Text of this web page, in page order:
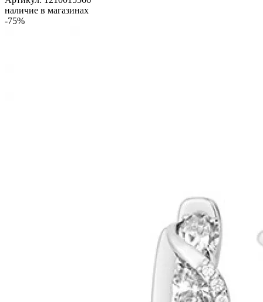
наличие в магазинах
-75%